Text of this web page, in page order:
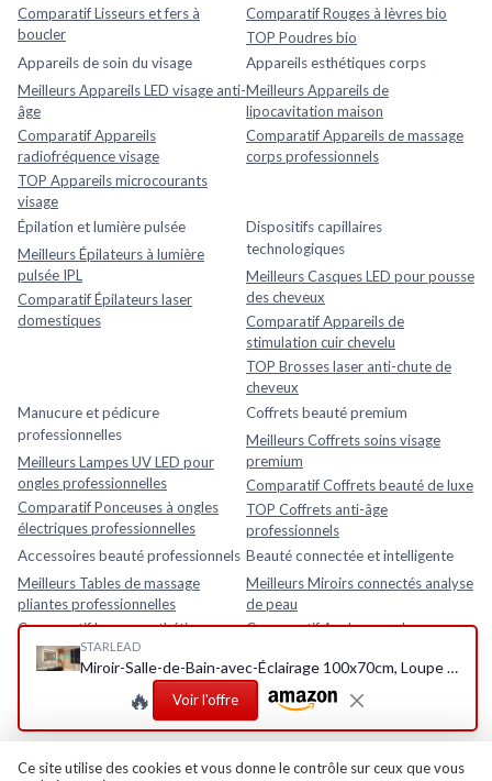
STARLEAD
Miroir-Salle-de-Bain-avec-Éclairage 100x70cm, Loupe 5X, Bluetooth, Dimmable, 3 Couleurs Lumière, Anti-buée, Mémoire, IP44 Etanchéité, Verre Trempé HD Miroir-Mural 70L x 100l cm M3017 Stuttgart Argent (Bluetooth + 5x Loupe)
🔥 Voir l'offre
Comparatif Lisseurs et fers à
boucler
Comparatif Rouges à lèvres bio
TOP Poudres bio
Appareils de soin du visage
Meilleurs Appareils LED visage anti-
âge
Comparatif Appareils
radiofréquence visage
TOP Appareils microcourants
visage
Appareils esthétiques corps
Meilleurs Appareils de
lipocavitation maison
Comparatif Appareils de massage
corps professionnels
Épilation et lumière pulsée
Meilleurs Épilateurs à lumière
pulsée IPL
Comparatif Épilateurs laser
domestiques
Dispositifs capillaires
technologiques
Meilleurs Casques LED pour pousse
des cheveux
Comparatif Appareils de
stimulation cuir chevelu
TOP Brosses laser anti-chute de
cheveux
Manucure et pédicure
professionnelles
Meilleurs Lampes UV LED pour
ongles professionnelles
Comparatif Ponceuses à ongles
électriques professionnelles
Coffrets beauté premium
Meilleurs Coffrets soins visage
premium
Comparatif Coffrets beauté de luxe
TOP Coffrets anti-âge
professionnels
Accessoires beauté professionnels
Meilleurs Tables de massage
pliantes professionnelles
Comparatif Loupes esthétiques
avec lampe LED
TOP Fauteuils esthétiques
Beauté connectée et intelligente
Meilleurs Miroirs connectés analyse
de peau
Comparatif Analyseurs de peau
TOP Appareils beauté intelligents
avec application mobile
Rasage et soins homme
Meilleurs Après-rasages
Ce site utilise des cookies et vous donne le contrôle sur ceux que vous